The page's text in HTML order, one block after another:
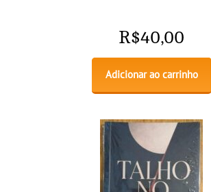
R$40,00
Adicionar ao carrinho